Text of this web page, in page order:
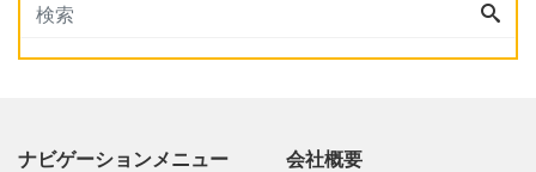
ナビゲーションメニュー 会社概要